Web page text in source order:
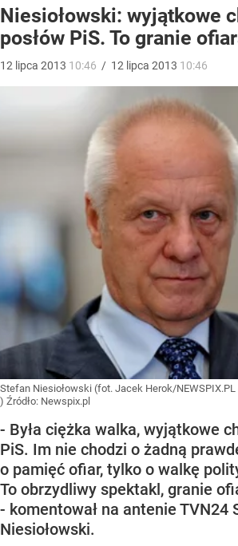
Niesiołowski: wyjątkowe
posłów PiS. To granie
12 lipca 2013 10:46 / 12 lipca 2013 10:46
Stefan Niesiołowski (fot. Jacek Herok/NEWSPIX.PL
) Źródło: Newspix.pl
- Była ciężka walka, wyjątkowe
PiS. Im nie chodzi o żadną
o pamięć ofiar, tylko o walkę
To obrzydliwy spektakl, granie
- komentował na antenie TVN24
Niesiołowski.